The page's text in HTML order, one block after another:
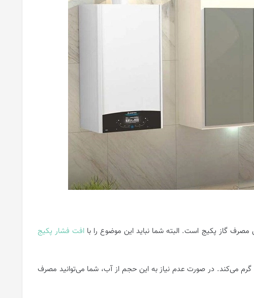
گاز پکیج است. البته شما نباید این موضوع را با افت فشار پکیج
در هر دقیقه 100 لیتر آب را گرم می‌کند. در صورت عدم نیاز به این حجم از آب، شما می‌توانید مصرف